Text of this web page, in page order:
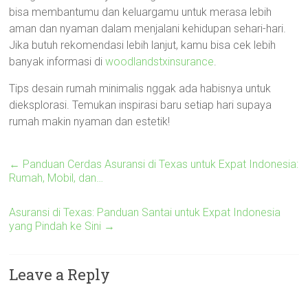
bisa membantumu dan keluargamu untuk merasa lebih
aman dan nyaman dalam menjalani kehidupan sehari-hari.
Jika butuh rekomendasi lebih lanjut, kamu bisa cek lebih
banyak informasi diwoodlandstxinsurance.
Tips desain rumah minimalis nggak ada habisnya untuk
dieksplorasi. Temukan inspirasi baru setiap hari supaya
rumah makin nyaman dan estetik!
← Panduan Cerdas Asuransi di Texas untuk Expat Indonesia:
Rumah, Mobil, dan…
Asuransi di Texas: Panduan Santai untuk Expat Indonesia
yang Pindah ke Sini →
Leave a Reply